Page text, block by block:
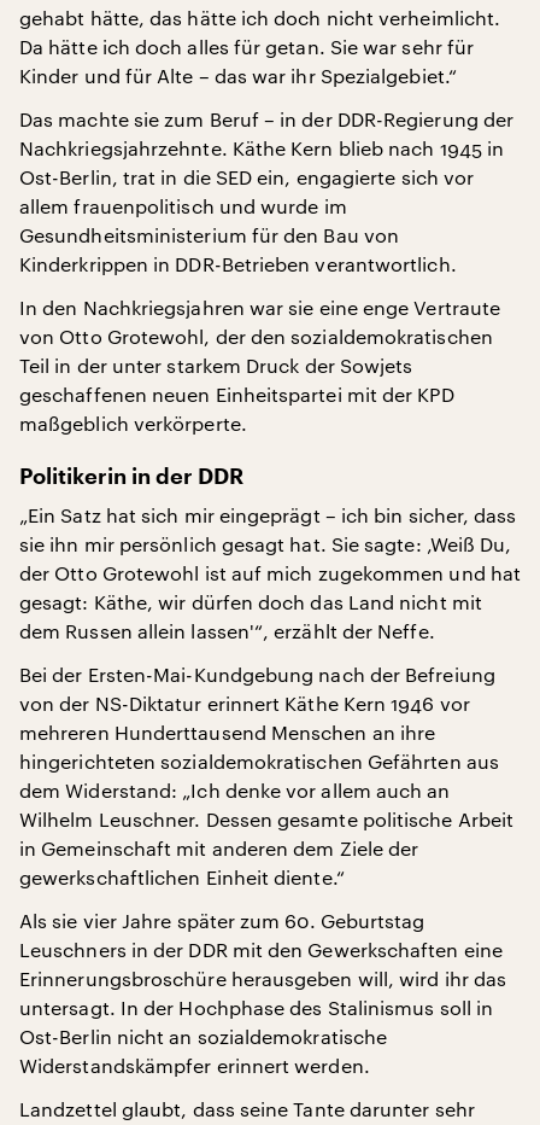
gehabt hätte, das hätte ich doch nicht verheimlicht.
Da hätte ich doch alles für getan. Sie war sehr für
Kinder und für Alte – das war ihr Spezialgebiet.“
Das machte sie zum Beruf – in der DDR-Regierung der
Nachkriegsjahrzehnte. Käthe Kern blieb nach 1945 in
Ost-Berlin, trat in die SED ein, engagierte sich vor
allem frauenpolitisch und wurde im
Gesundheitsministerium für den Bau von
Kinderkrippen in DDR-Betrieben verantwortlich.
In den Nachkriegsjahren war sie eine enge Vertraute
von Otto Grotewohl, der den sozialdemokratischen
Teil in der unter starkem Druck der Sowjets
geschaffenen neuen Einheitspartei mit der KPD
maßgeblich verkörperte.
Politikerin in der DDR
„Ein Satz hat sich mir eingeprägt – ich bin sicher, dass
sie ihn mir persönlich gesagt hat. Sie sagte: ‚Weiß Du,
der Otto Grotewohl ist auf mich zugekommen und hat
gesagt: Käthe, wir dürfen doch das Land nicht mit
dem Russen allein lassen'“, erzählt der Neffe.
Bei der Ersten-Mai-Kundgebung nach der Befreiung
von der NS-Diktatur erinnert Käthe Kern 1946 vor
mehreren Hunderttausend Menschen an ihre
hingerichteten sozialdemokratischen Gefährten aus
dem Widerstand: „Ich denke vor allem auch an
Wilhelm Leuschner. Dessen gesamte politische Arbeit
in Gemeinschaft mit anderen dem Ziele der
gewerkschaftlichen Einheit diente.“
Als sie vier Jahre später zum 60. Geburtstag
Leuschners in der DDR mit den Gewerkschaften eine
Erinnerungsbroschüre herausgeben will, wird ihr das
untersagt. In der Hochphase des Stalinismus soll in
Ost-Berlin nicht an sozialdemokratische
Widerstandskämpfer erinnert werden.
Landzettel glaubt, dass seine Tante darunter sehr